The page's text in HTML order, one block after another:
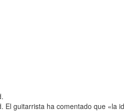
guitarrista ha comentado que «la